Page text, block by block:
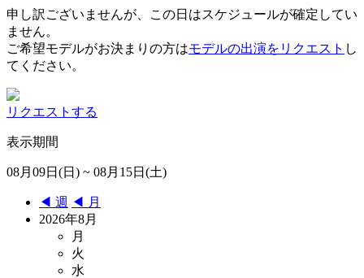
申し訳ございませんが、この日はスケジュールが確定してい
ません。
ご希望モデルがお決まりの方はモデルの出演をリクエスト し
てください。
リクエストする
表示期間
08月09日(日) ~ 08月15日(土)
◀︎ 週 ◀︎ 月
2026年8月
月
火
水